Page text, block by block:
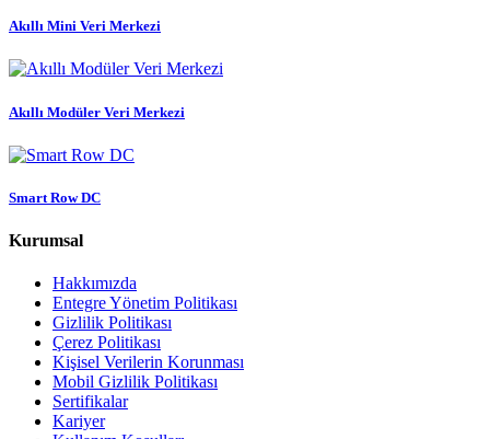
Akıllı Mini Veri Merkezi
Akıllı Modüler Veri Merkezi
Smart Row DC
Kurumsal
Hakkımızda
Entegre Yönetim Politikası
Gizlilik Politikası
Çerez Politikası
Kişisel Verilerin Korunması
Mobil Gizlilik Politikası
Sertifikalar
Kariyer